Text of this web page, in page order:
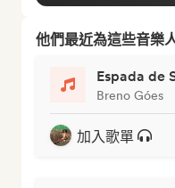
他們最近為這些音樂
Espada de
Breno Góes
加入歌單